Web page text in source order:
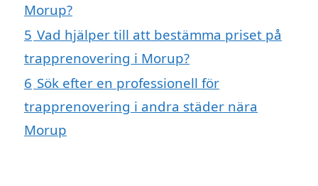
Morup?
5 Vad hjälper till att bestämma priset på
trapprenovering i Morup?
6 Sök efter en professionell för
trapprenovering i andra städer nära
Morup